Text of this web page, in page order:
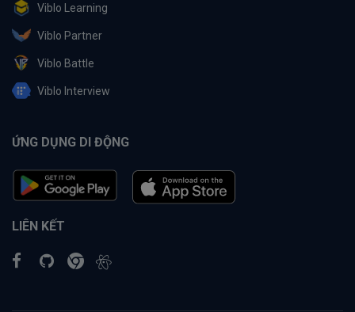
Viblo Learning
Viblo Partner
Viblo Battle
Viblo Interview
ỨNG DỤNG DI ĐỘNG
LIÊN KẾT